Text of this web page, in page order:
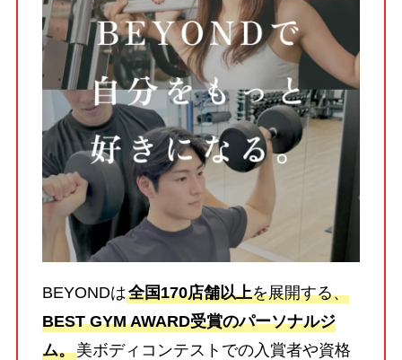
BEYONDは全国170店舗以上を展開する、
BEST GYM AWARD受賞のパーソナルジ
ム。美ボディコンテストでの入賞者や資格